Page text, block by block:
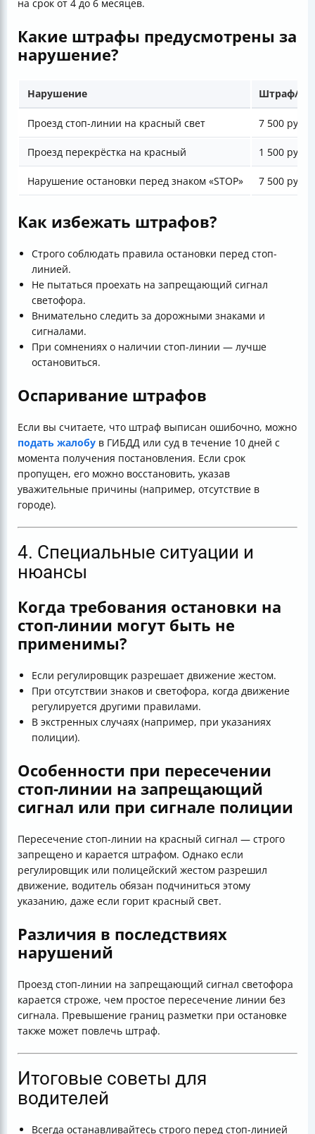
на срок от 4 до 6 месяцев.
Какие штрафы предусмотрены за
нарушение?
Нарушение Штраф/
Проезд стоп-линии на красный свет 7 500
Проезд перекрёстка на красный 1 500
Нарушение остановки перед знаком «STOP» 7 500
Как избежать штрафов?
Строго соблюдать правила остановки перед стоп-
линией.
Не пытаться проехать на запрещающий сигнал
светофора.
Внимательно следить за дорожными знаками и
сигналами.
При сомнениях о наличии стоп-линии — лучше
остановиться.
Оспаривание штрафов
Если вы считаете, что штраф выписан ошибочно, можно
подать жалобу в ГИБДД или суд в течение 10 дней с
момента получения постановления. Если срок
пропущен, его можно восстановить, указав
уважительные причины (например, отсутствие в
городе).
4. Специальные ситуации и
нюансы
Когда требования остановки на
стоп-линии могут быть не
применимы?
Если регулировщик разрешает движение жестом.
При отсутствии знаков и светофора, когда движение
регулируется другими правилами.
В экстренных случаях (например, при указаниях
полиции).
Особенности при пересечении
стоп-линии на запрещающий
сигнал или при сигнале полиции
Пересечение стоп-линии на красный сигнал — строго
запрещено и карается штрафом. Однако если
регулировщик или полицейский жестом разрешил
движение, водитель обязан подчиниться этому
указанию, даже если горит красный свет.
Различия в последствиях
нарушений
Проезд стоп-линии на запрещающий сигнал светофора
карается строже, чем простое пересечение линии без
сигнала. Превышение границ разметки при остановке
также может повлечь штраф.
Итоговые советы для
водителей
Всегда останавливайтесь строго перед стоп-линией